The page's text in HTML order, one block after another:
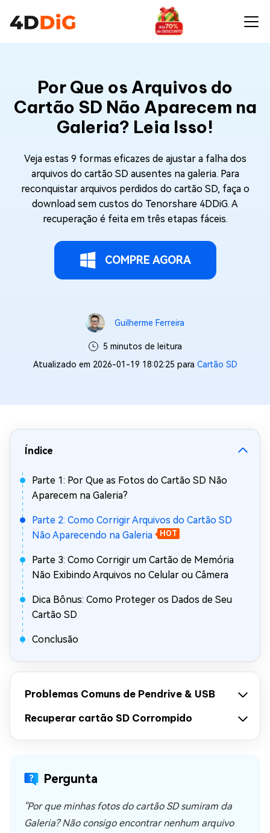
Por Que os Arquivos do
Cartão SD Não Aparecem na
Galeria? Leia Isso!
Veja estas 9 formas eficazes de ajustar a falha dos
arquivos do cartão SD ausentes na galeria. Para
reconquistar arquivos perdidos do cartão SD, faça o
download sem custos do Tenorshare 4DDiG. A
recuperação é feita em três etapas fáceis.
COMPRE AGORA
Guilherme Ferreira
5 minutos de leitura
Atualizado em 2026-01-19 18:02:25 para Cartão SD
Índice
Parte 1: Por Que as Fotos do Cartão SD Não
Aparecem na Galeria?
Parte 2: Como Corrigir Arquivos do Cartão SD
Não Aparecendo na Galeria
HOT
Parte 3: Como Corrigir um Cartão de Memória
Não Exibindo Arquivos no Celular ou Câmera
Dica Bônus: Como Proteger os Dados de Seu
Cartão SD
Conclusão
Problemas Comuns de Pendrive & USB
Recuperar cartão SD Corrompido
Pergunta
"Por que minhas fotos do cartão SD sumiram da
Galeria? Não consigo encontrar nenhum arquivo